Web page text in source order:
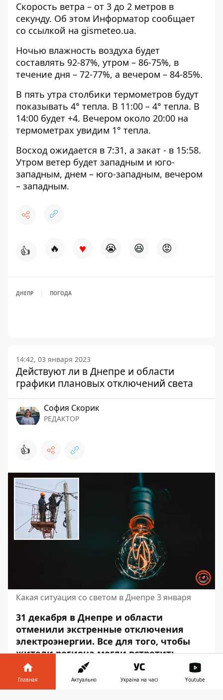
Скорость ветра – от 3 до 2 метров в
секунду. Об этом Информатор сообщает
со ссылкой на gismeteo.ua.
Ночью влажность воздуха будет
составлять 92-87%, утром – 86-75%, в
течение дня – 72-77%, а вечером – 84-85%.
В пять утра столбики термометров будут
показывать 4° тепла. В 11:00 – 4° тепла. В
14:00 будет +4. Вечером около 20:00 на
термометрах увидим 1° тепла.
Восход ожидается в 7:31, а закат - в 15:58.
Утром ветер будет западным и юго-
западным, днем – юго-западным, вечером
– западным.
👍 🔥 ♥ 😭 😆 😡
ДНЕПР ПОГОДА
14:42, 03 января 2023
Действуют ли в Днепре и области
графики плановых отключений света
София Скорик
РЕДАКТОР
👍
Какая ситуация со светом в Днепре 3 января
31 декабря в Днепре и области
отменили экстренные отключения
электроэнергии. Все для того, чтобы
жители региона могли встретить
Новый год со светом. Впрочем, из-за
обстрелов со стороны россии во
избежание повреждений в
Главная Актуально Україна на часі Youtube